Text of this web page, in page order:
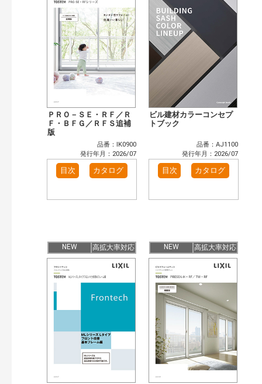
ＰＲＯ－ＳＥ・ＲＦ／Ｒ
Ｆ・ＢＦＧ／ＲＦＳ追補
版
品番：IK0900
発行年月：2026/07
目次 カタログ
ビル建材カラーコンセプ
トブック
品番：AJ1100
発行年月：2026/07
目次 カタログ
NEW 高拡大率対応 NEW 高拡大率対応